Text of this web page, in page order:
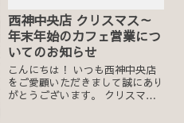
西神中央店 クリスマス～
年末年始のカフェ営業につ
いてのお知らせ
こんにちは！ いつも西神中央店
をご愛顧いただきまして誠にあり
がとうございます。 クリスマス